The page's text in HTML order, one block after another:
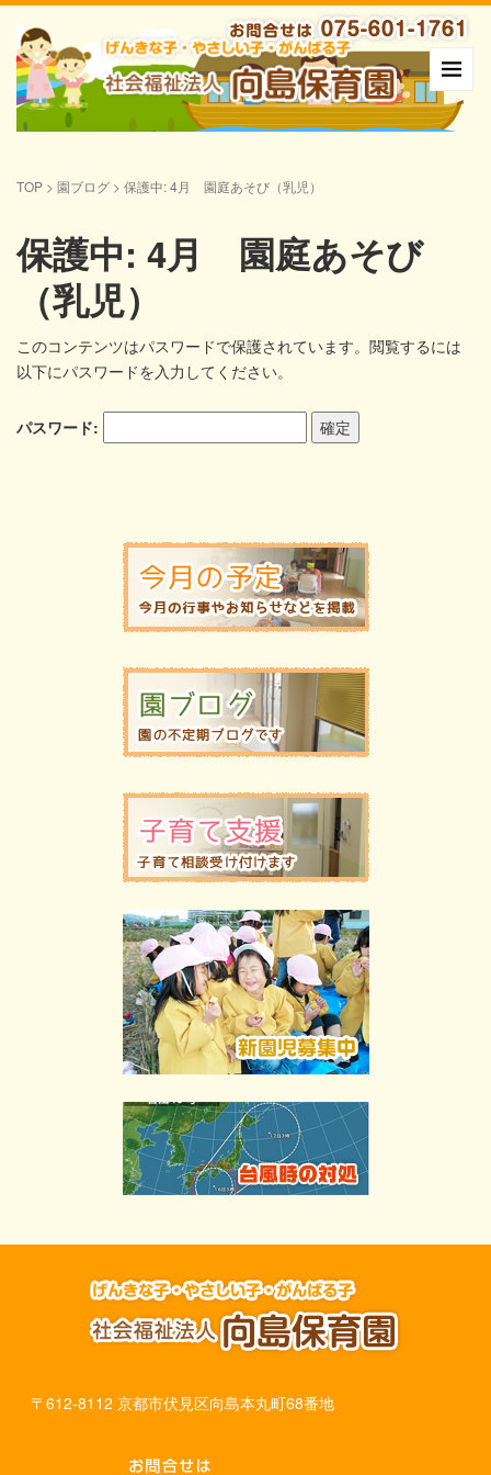
TOP > 園ブログ > 保護中: 4月 園庭あそび（乳児）
保護中: 4月 園庭あそび
（乳児）
このコンテンツはパスワードで保護されています。閲覧するには
以下にパスワードを入力してください。
パスワード:
〒612-8112 京都市伏見区向島本丸町68番地